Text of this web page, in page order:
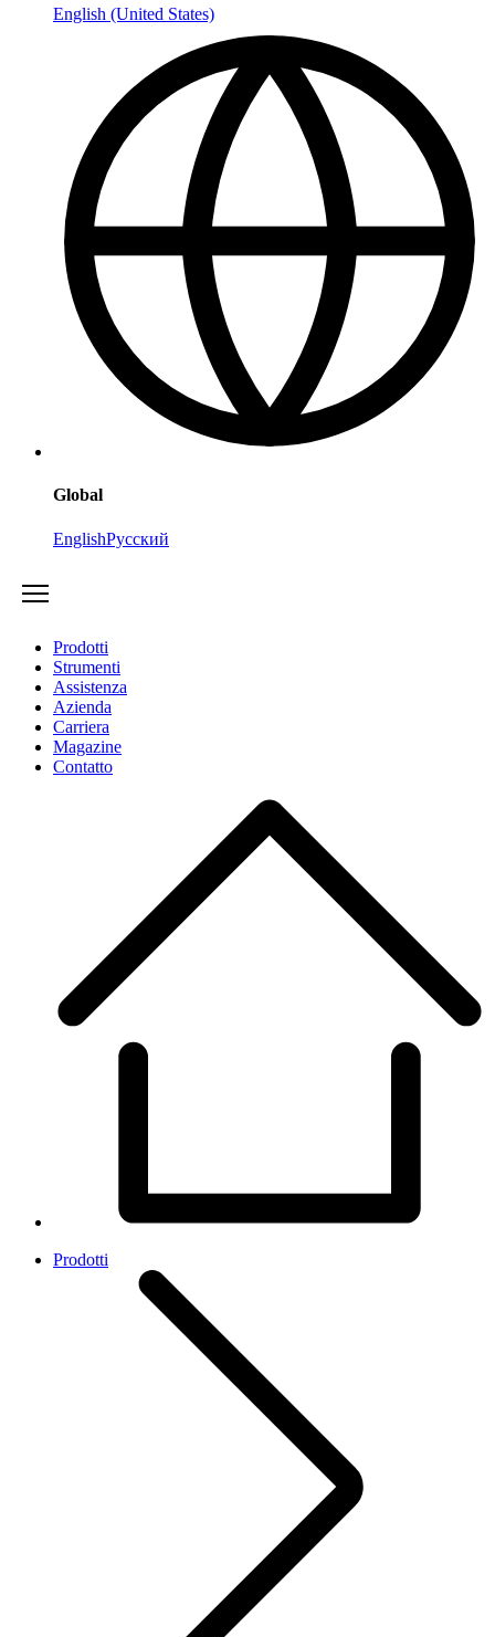
English (United States)
Global
EnglishРусский
Prodotti
Strumenti
Assistenza
Azienda
Carriera
Magazine
Contatto
Prodotti